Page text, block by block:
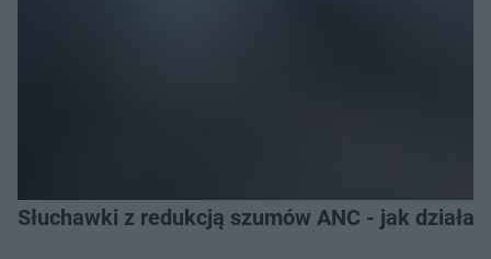
Słuchawki z redukcją szumów ANC - jak